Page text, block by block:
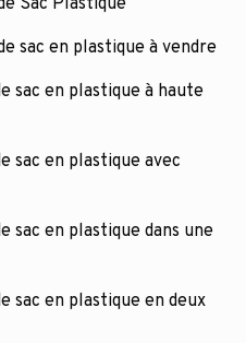
Sac Plastique
sac en plastique à vendre
sac en plastique à haute
sac en plastique avec
sac en plastique dans une
sac en plastique en deux